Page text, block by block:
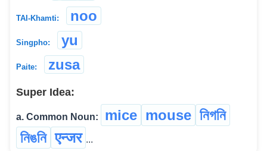
TAI-Khamti: noo
Singpho: yu
Paite: zusa
Super Idea:
a. Common Noun: mice mouse নিগনি
নিঙনি एन्जर ...